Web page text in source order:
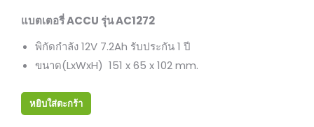
แบตเตอรี่ ACCU รุ่น AC1272
พิกัดกำลัง 12V 7.2Ah รับประกัน 1 ปี
ขนาด(LxWxH) 151 x 65 x 102 mm.
หยิบใส่ตะกร้า